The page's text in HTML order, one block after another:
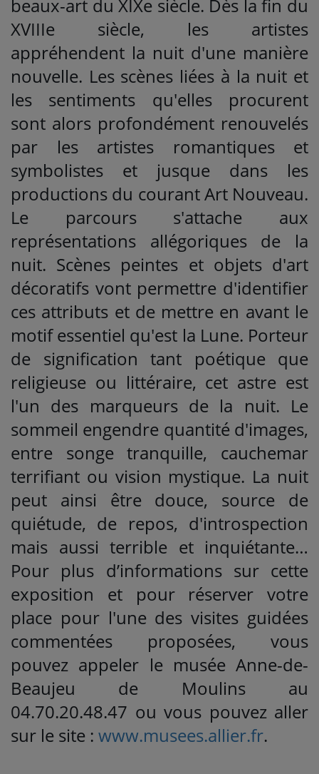
beaux-art du XIXe siècle. Dès la fin du
XVIIIe siècle, les artistes
appréhendent la nuit d'une manière
nouvelle. Les scènes liées à la nuit et
les sentiments qu'elles procurent
sont alors profondément renouvelés
par les artistes romantiques et
symbolistes et jusque dans les
productions du courant Art Nouveau.
Le parcours s'attache aux
représentations allégoriques de la
nuit. Scènes peintes et objets d'art
décoratifs vont permettre d'identifier
ces attributs et de mettre en avant le
motif essentiel qu'est la Lune. Porteur
de signification tant poétique que
religieuse ou littéraire, cet astre est
l'un des marqueurs de la nuit. Le
sommeil engendre quantité d'images,
entre songe tranquille, cauchemar
terrifiant ou vision mystique. La nuit
peut ainsi être douce, source de
quiétude, de repos, d'introspection
mais aussi terrible et inquiétante…
Pour plus d’informations sur cette
exposition et pour réserver votre
place pour l'une des visites guidées
commentées proposées, vous
pouvez appeler le musée Anne-de-
Beaujeu de Moulins au
04.70.20.48.47 ou vous pouvez aller
sur le site : www.musees.allier.fr.